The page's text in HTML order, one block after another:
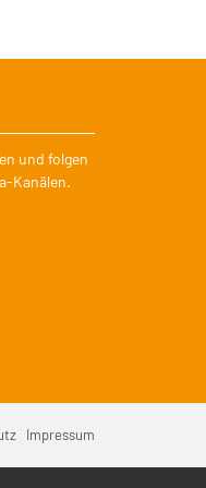
und folgen
Kanälen.
Impressum